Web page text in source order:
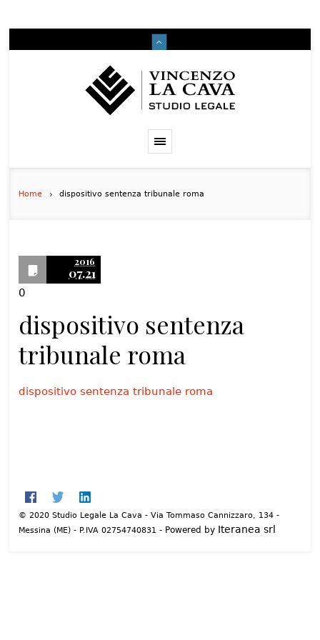
Home dispositivo sentenza tribunale roma
2016
07.21
0
dispositivo sentenza
tribunale roma
dispositivo sentenza tribunale roma
© 2020 Studio Legale La Cava - Via Tommaso Cannizzaro, 134 -
Messina (ME) - P.IVA 02754740831 - Powered by Iteranea srl